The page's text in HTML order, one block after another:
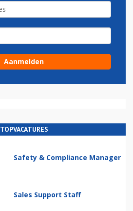
TOPVACATURES
Safety & Compliance Manager
Sales Support Staff